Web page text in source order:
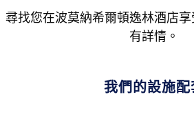
尋找您在波莫納希爾頓逸林酒店
有詳情。
我們的設施配